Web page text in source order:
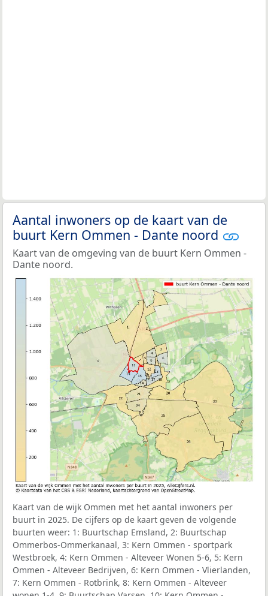
Aantal inwoners op de kaart van de
buurt Kern Ommen - Dante noord
Kaart van de omgeving van de buurt Kern Ommen -
Dante noord.
Kaart van de wijk Ommen met het aantal inwoners per
buurt in 2025. De cijfers op de kaart geven de volgende
buurten weer: 1: Buurtschap Emsland, 2: Buurtschap
Ommerbos-Ommerkanaal, 3: Kern Ommen - sportpark
Westbroek, 4: Kern Ommen - Alteveer Wonen 5-6, 5: Kern
Ommen - Alteveer Bedrijven, 6: Kern Ommen - Vlierlanden,
7: Kern Ommen - Rotbrink, 8: Kern Ommen - Alteveer